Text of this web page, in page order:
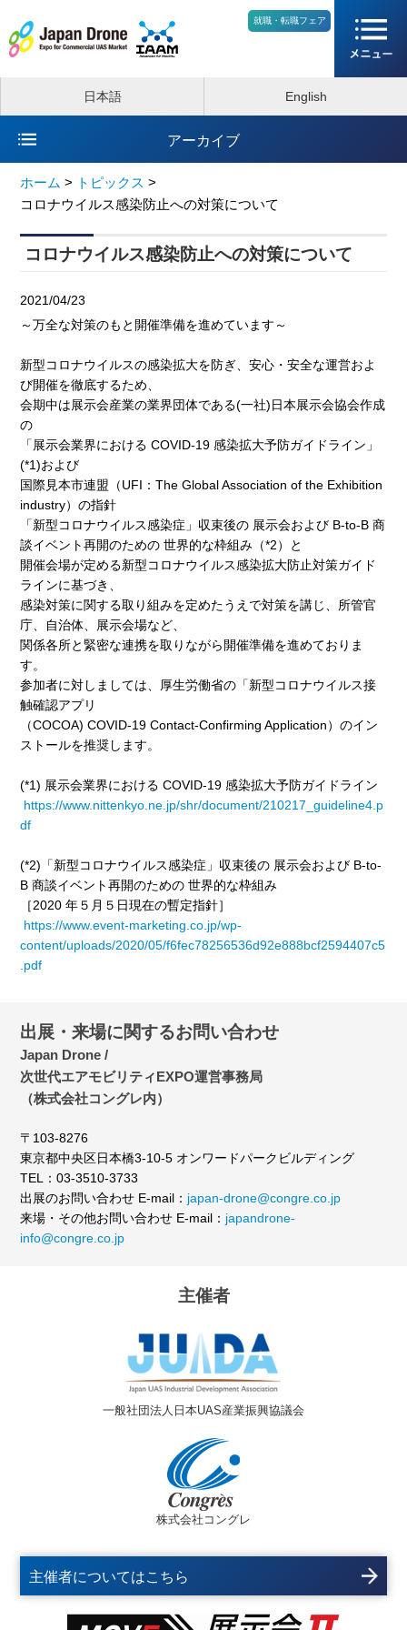
就職・転職フェア
日本語 English
アーカイブ
ホーム > トピックス >
コロナウイルス感染防止への対策について
コロナウイルス感染防止への対策について
2021/04/23
～万全な対策のもと開催準備を進めています～
新型コロナウイルスの感染拡大を防ぎ、安心・安全な運営およ
び開催を徹底するため、
会期中は展示会産業の業界団体である(一社)日本展示会協会作成
の
「展示会業界における COVID-19 感染拡大予防ガイドライン」
(*1)および
国際見本市連盟（UFI：The Global Association of the Exhibition
industry）の指針
「新型コロナウイルス感染症」収束後の 展示会および B-to-B 商
談イベント再開のための 世界的な枠組み （*2）と
開催会場が定める新型コロナウイルス感染拡大防止対策ガイド
ラインに基づき、
感染対策に関する取り組みを定めたうえで対策を講じ、所管官
庁、自治体、展示会場など、
関係各所と緊密な連携を取りながら開催準備を進めておりま
す。
参加者に対しましては、厚生労働省の「新型コロナウイルス接
触確認アプリ
（COCOA) COVID-19 Contact-Confirming Application）のイン
ストールを推奨します。
(*1) 展示会業界における COVID-19 感染拡大予防ガイドライン
https://www.nittenkyo.ne.jp/shr/document/210217_guideline4.p
df
(*2) 「新型コロナウイルス感染症」収束後の 展示会および B-to-
B 商談イベント再開のための 世界的な枠組み
［2020 年５月５日現在の暫定指針］
https://www.event-marketing.co.jp/wp-
content/uploads/2020/05/f6fec78256536d92e888bcf2594407c5
.pdf
出展・来場に関するお問い合わせ
Japan Drone /
次世代エアモビリティEXPO運営事務局
（株式会社コングレ内）
〒103-8276
東京都中央区日本橋3-10-5 オンワードパークビルディング
TEL：03-3510-3733
出展のお問い合わせ E-mail： japan-drone@congre.co.jp
来場・その他お問い合わせ E-mail： japandrone-
info@congre.co.jp
主催者
一般社団法人日本UAS産業振興協議会
株式会社コングレ
主催者についてはこちら